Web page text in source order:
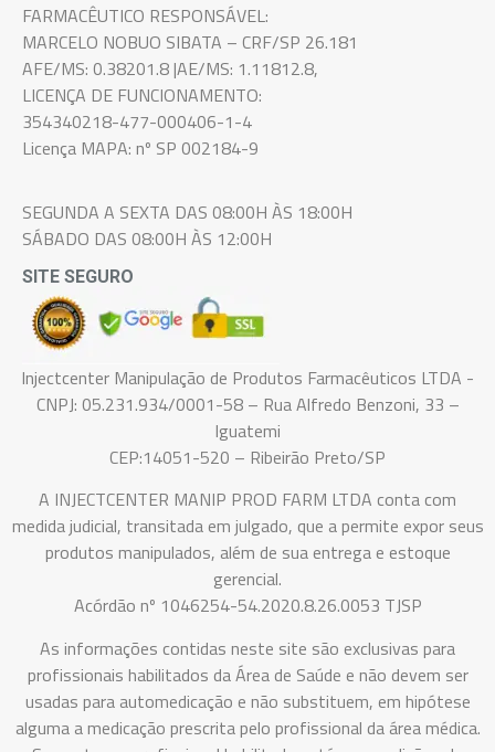
FARMACÊUTICO RESPONSÁVEL:
MARCELO NOBUO SIBATA – CRF/SP 26.181
AFE/MS: 0.38201.8 |AE/MS: 1.11812.8,
LICENÇA DE FUNCIONAMENTO:
354340218-477-000406-1-4
Licença MAPA: nº SP 002184-9
SEGUNDA A SEXTA DAS 08:00H ÀS 18:00H
SÁBADO DAS 08:00H ÀS 12:00H
SITE SEGURO
Injectcenter Manipulação de Produtos Farmacêuticos LTDA -
CNPJ: 05.231.934/0001-58 – Rua Alfredo Benzoni, 33 –
Iguatemi
CEP:14051-520 – Ribeirão Preto/SP
A INJECTCENTER MANIP PROD FARM LTDA conta com
medida judicial, transitada em julgado, que a permite expor seus
produtos manipulados, além de sua entrega e estoque
gerencial.
Acórdão nº 1046254-54.2020.8.26.0053 TJSP
As informações contidas neste site são exclusivas para
profissionais habilitados da Área de Saúde e não devem ser
usadas para automedicação e não substituem, em hipótese
alguma a medicação prescrita pelo profissional da área médica.